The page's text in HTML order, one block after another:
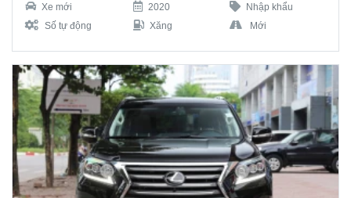
Xe mới 2020
Nhập khẩu
Số tự động
Xăng Mới